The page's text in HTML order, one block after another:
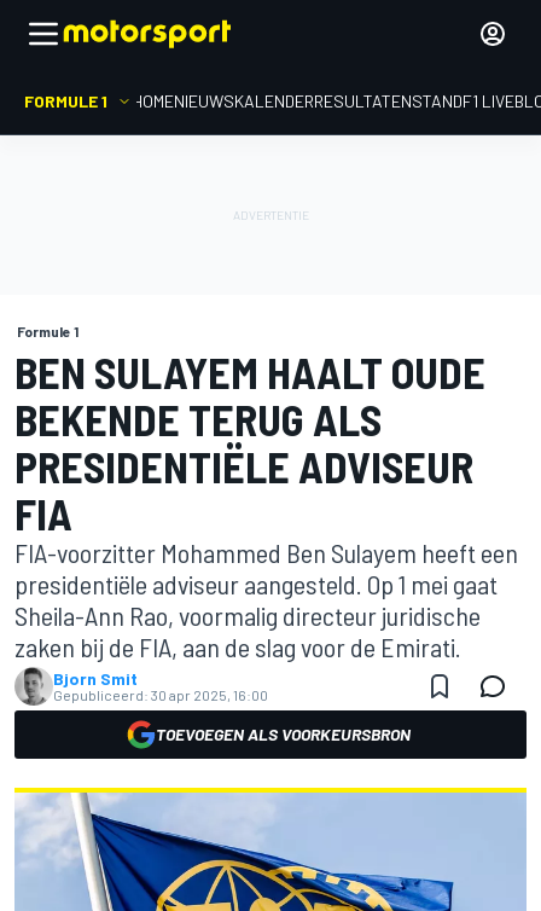
FORMULE 1 HOMENIEUWSKALENDERRESULTATENSTANDF1
Formule 1
BEN SULAYEM HAALT OUDE
BEKENDE TERUG ALS
PRESIDENTIËLE ADVISEUR
FIA
FIA-voorzitter Mohammed Ben Sulayem heeft een
presidentiële adviseur aangesteld. Op 1 mei gaat
Sheila-Ann Rao, voormalig directeur juridische
zaken bij de FIA, aan de slag voor de Emirati.
Bjorn Smit
Gepubliceerd: 30 apr 2025, 16:00
TOEVOEGEN ALS VOORKEURSBRON